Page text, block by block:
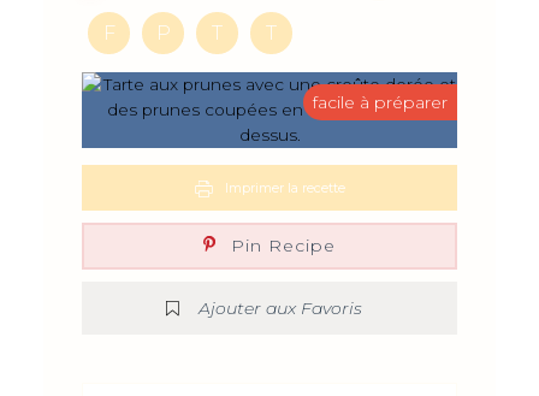
F P T T
Imprimer la recette
Pin Recipe
Ajouter aux Favoris
facile à préparer